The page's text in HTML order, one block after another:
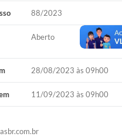
88/2023
Aberto
28/08/2023 às 09h00
11/09/2023 às 09h00